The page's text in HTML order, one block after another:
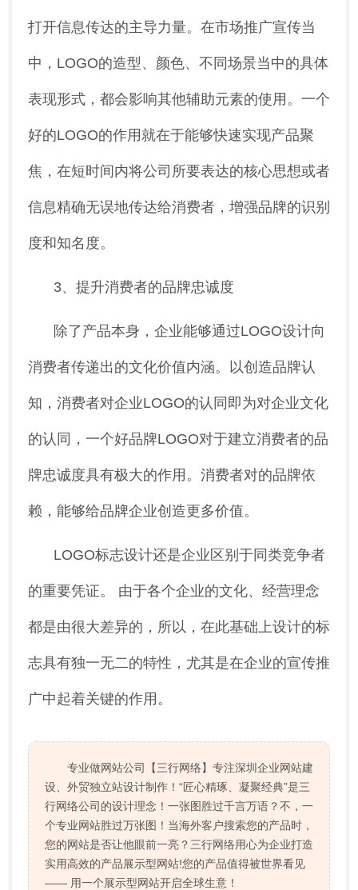
打开信息传达的主导力量。在市场推广宣传当
中，LOGO的造型、颜色、不同场景当中的具体
表现形式，都会影响其他辅助元素的使用。一个
好的LOGO的作用就在于能够快速实现产品聚
焦，在短时间内将公司所要表达的核心思想或者
信息精确无误地传达给消费者，增强品牌的识别
度和知名度。
3、提升消费者的品牌忠诚度
除了产品本身，企业能够通过LOGO设计向
消费者传递出的文化价值内涵。以创造品牌认
知，消费者对企业LOGO的认同即为对企业文化
的认同，一个好品牌LOGO对于建立消费者的品
牌忠诚度具有极大的作用。消费者对的品牌依
赖，能够给品牌企业创造更多价值。
LOGO标志设计还是企业区别于同类竞争者
的重要凭证。 由于各个企业的文化、经营理念
都是由很大差异的，所以，在此基础上设计的标
志具有独一无二的特性，尤其是在企业的宣传推
广中起着关键的作用。
专业做网站公司【三行网络】专注深圳企业网站建
设、外贸独立站设计制作！“匠心精琢、凝聚经典”是三
行网络公司的设计理念！一张图胜过千言万语？不，一
个专业网站胜过万张图！当海外客户搜索您的产品时，
您的网站是否让他眼前一亮？三行网络用心为企业打造
实用高效的产品展示型网站!您的产品值得被世界看见
—— 用一个展示型网站开启全球生意！